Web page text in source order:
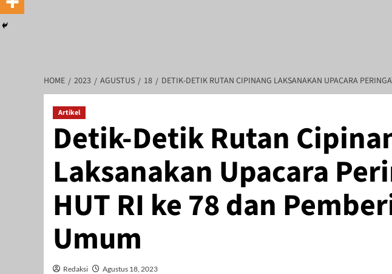
HOME 2023 AGUSTUS 18 DETIK-DETIK RUTAN CIPINANG LAKSANAKAN UPACARA
Artikel
Detik-Detik Rutan
Laksanakan Upacara
HUT RI ke 78 dan
Umum
Redaksi Agustus 18, 2023
REDAKSI : Penasehat Hukum : Abdul Goni SH., MH Pendiri :